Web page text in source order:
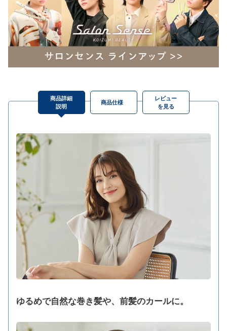
商品詳細
説明
ゆるめで自然な巻き髪や、前髪のカールに。
商品仕様
レビュー
を見る